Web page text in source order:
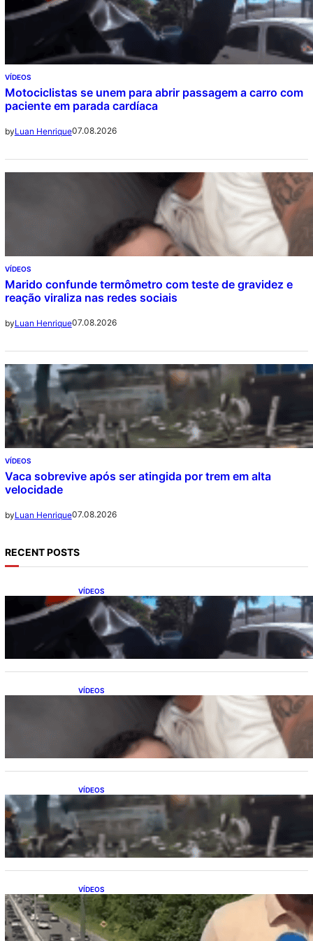
VÍDEOS
Motociclistas se unem para abrir passagem a carro com
paciente em parada cardíaca
byLuan Henrique07.08.2026
VÍDEOS
Marido confunde termômetro com teste de gravidez e
reação viraliza nas redes sociais
byLuan Henrique07.08.2026
VÍDEOS
Vaca sobrevive após ser atingida por trem em alta
velocidade
byLuan Henrique07.08.2026
RECENT POSTS
VÍDEOS
Motociclistas se unem para abrir passagem
a carro com paciente em parada cardíaca
VÍDEOS
Marido confunde termômetro com teste de
gravidez e reação viraliza nas redes sociais
VÍDEOS
Vaca sobrevive após ser atingida por trem
em alta velocidade
VÍDEOS
Repórter flagra acidente de trânsito ao vivo
enquanto gravava reportagem